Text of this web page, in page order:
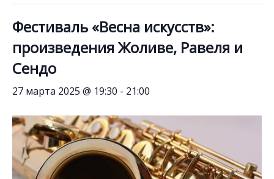
Фестиваль «Весна искусств»:
произведения Жоливе, Равеля и
Сендо
27 марта 2025 @ 19:30 - 21:00